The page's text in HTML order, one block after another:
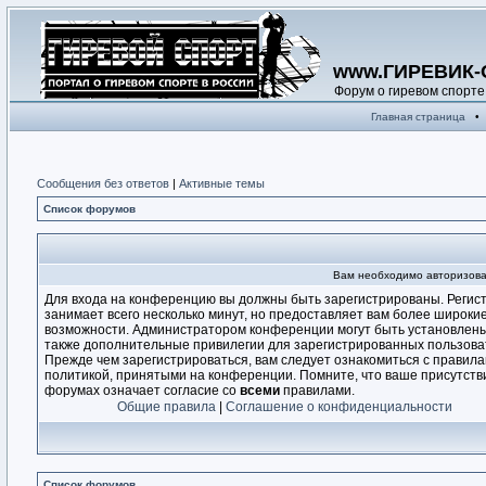
Форум о гиревом спорте
Главная страница •
Сообщения без ответов | Активные темы
Список форумов
Вам необходимо
Для входа на конференцию вы должны быть зарегистрированы.
занимает всего несколько минут, но предоставляет вам более
возможности. Администратором конференции могут быть
также дополнительные привилегии для зарегистрированных
Прежде чем зарегистрироваться, вам следует ознакомиться с
политикой, принятыми на конференции. Помните, что ваше
форумах означает согласие со всеми правилами.
Общие правила
Соглашение о конфиденциальности